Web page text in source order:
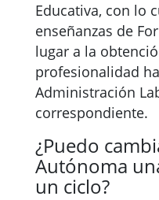
Educativa, con lo
enseñanzas de
lugar a la
profesionalidad
Administración
correspondiente.
¿Puedo
Autónoma
un ciclo?